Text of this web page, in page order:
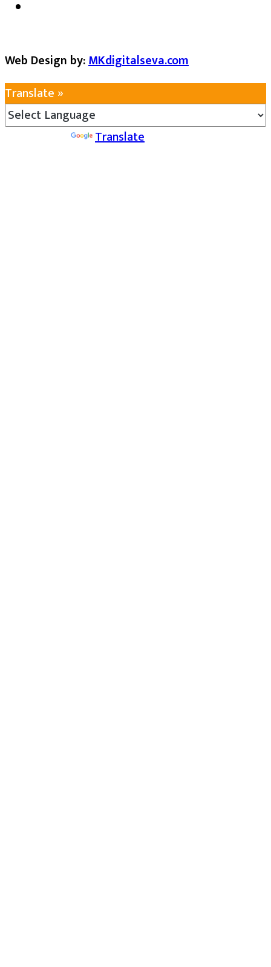
Web Design by:MKdigitalseva.com
Translate »
Translate